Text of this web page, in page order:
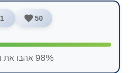
50
1
98% אהבו את הכתבה